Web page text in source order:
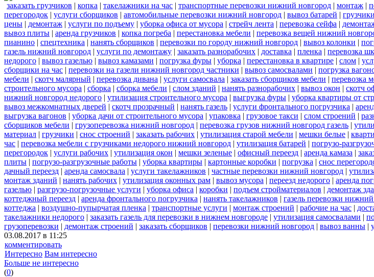
заказать грузчиков | копка | такелажники на час | транспортные перевозки нижний новгород | монтаж |
перегородок | услуги сборщиков | автомобильные перевозки нижний новгород | вывоз батарей |
цены | демонтаж | услуги по подъему | уборка офиса от мусора | стрейч лента | перевозка сейфа |
вывоз плиты | аренда грузчиков | копка погреба | перестановка мебели | перевозка вещей нижний
пианино | спецтехника | нанять сборщиков | перевозки по городу нижний новгород | вывоз колонки |
газель нижний новгород | услуги по демонтажу | заказать разнорабочих | доставка | пленка | перевозка
недорого | вывоз газелью | вывоз камазами | погрузка фуры | уборка | перестановка в квартире | слом |
сборщики на час | перевозки на газели нижний новгород частники | вывоз самосвалами | погрузка
мебели | скотч малярный | перевозка дивана | услуги самосвала | заказать сборщиков мебели | перевозка
строительного мусора | сборка | сборка мебели | слом зданий | нанять разнорабочих | вывоз окон | скотч
нижний новгород недорого | утилизация строительного мусора | выгрузка фуры | уборка квартиры от
вывоз межкомнатных дверей | скотч прозрачный | нанять газель | услуги фронтального погрузчика |
выгрузка вагонов | уборка дачи от строительного мусора | упаковка | грузовое такси | слом строений |
сборщиков мебели | грузоперевозка нижний новгород | перевозка грузов нижний новгород газель |
материал | грузчики | снос строений | заказать рабочих | утилизация старой мебели | мешки белые |
час | перевозка мебели с грузчиками недорого нижний новгород | утилизация батарей | погрузо-
перегородок | услуги рабочих | утилизация окон | мешки зеленые | офисный переезд | аренда камаза |
плиты | погрузо-разгрузочные работы | уборка квартиры | картонные коробки | погрузка | снос
дачный переезд | аренда самосвала | услуги такелажников | частные перевозки нижний новгород |
монтаж зданий | нанять рабочих | утилизация оконных рам | вывоз мусора | переезд недорого | аренда
газелью | разгрузо-погрузочные услуги | уборка офиса | коробки | подъем стройматериалов | демонтаж
коттеджный переезд | аренда фронтального погрузчика | нанять такелажников | газель перевозки
коттеджа | воздушно-пупырчатая пленка | транспортные услуги | монтаж строений | рабочие на час |
такелажники недорого | заказать газель для перевозки в нижнем новгороде | утилизация самосвалами |
грузоперевозки | демонтаж строений | заказать сборщиков | перевозки нижний новгород | вывоз ванны |
03.08.2017 в 11:25
комментировать
Интересно Вам интересно
Больше не интересно
(0)